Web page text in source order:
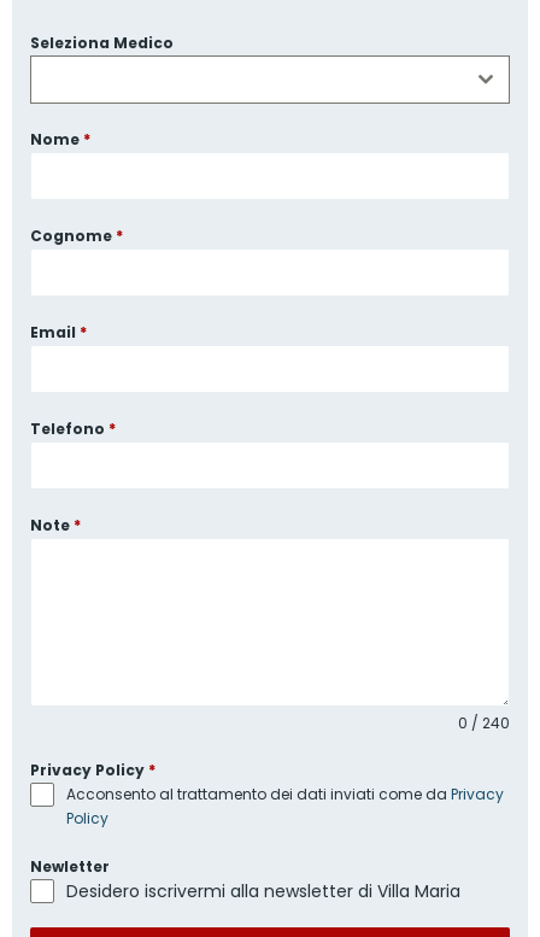
Seleziona Medico
Nome *
Cognome *
Email *
Telefono *
Note *
0 / 240
Privacy Policy *
Acconsento al trattamento dei dati inviati come da Privacy
Policy
Newletter
Desidero iscrivermi alla newsletter di Villa Maria